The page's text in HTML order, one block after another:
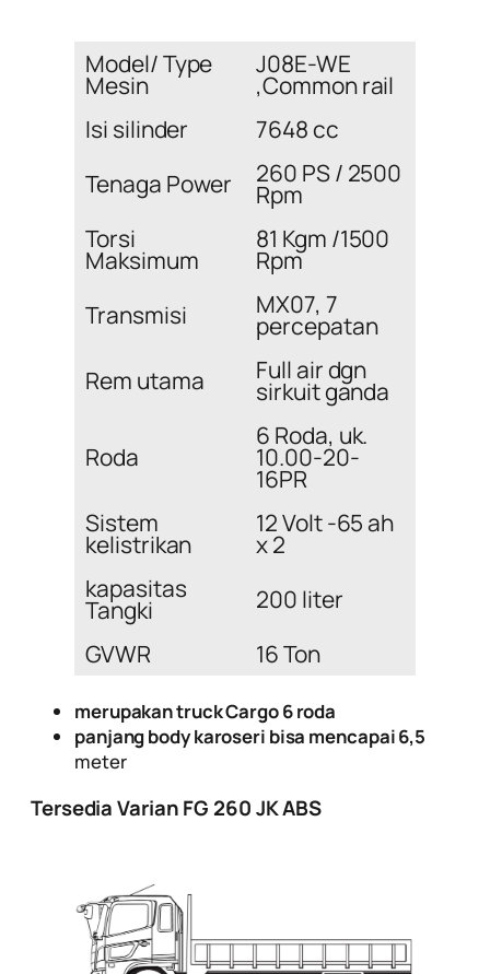
Model/ Type
Mesin
J08E-WE
,Common rail
Isi silinder
7648 cc
Tenaga Power
260 PS / 2500
Rpm
Torsi
Maksimum
81 Kgm /1500
Rpm
Transmisi
MX07, 7
percepatan
Rem utama
Full air dgn
sirkuit ganda
Roda
6 Roda, uk.
10.00-20-
16PR
Sistem
kelistrikan
12 Volt -65 ah
x 2
kapasitas
Tangki
200 liter
GVWR
16 Ton
merupakan truck Cargo 6 roda
panjang body karoseri bisa mencapai 6,5
meter
Tersedia Varian FG 260 JK ABS